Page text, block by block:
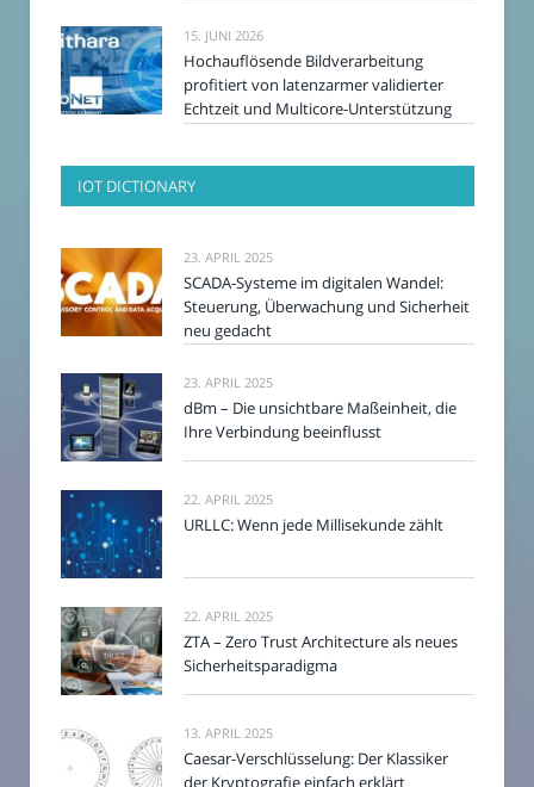
15. JUNI 2026
Hochauflösende Bildverarbeitung
profitiert von latenzarmer validierter
Echtzeit und Multicore-Unterstützung
IOT DICTIONARY
23. APRIL 2025
SCADA-Systeme im digitalen Wandel:
Steuerung, Überwachung und Sicherheit
neu gedacht
23. APRIL 2025
dBm – Die unsichtbare Maßeinheit, die
Ihre Verbindung beeinflusst
22. APRIL 2025
URLLC: Wenn jede Millisekunde zählt
22. APRIL 2025
ZTA – Zero Trust Architecture als neues
Sicherheitsparadigma
13. APRIL 2025
Caesar-Verschlüsselung: Der Klassiker
der Kryptografie einfach erklärt